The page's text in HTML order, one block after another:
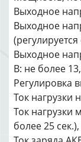
Выходное
Выходное
Выходное
В: не более
Регулировка
Ток нагрузки
Ток нагрузки
более 25